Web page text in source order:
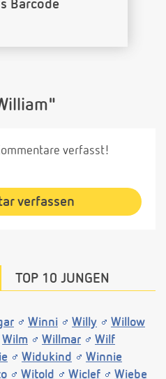
Barcode
verfasst!
verfassen
TOP 10 JUNGEN
Winni Willy
Willow
Wilm Willmar
Wilf
Widukind
Winnie
Witold Wiclef
Wiebe